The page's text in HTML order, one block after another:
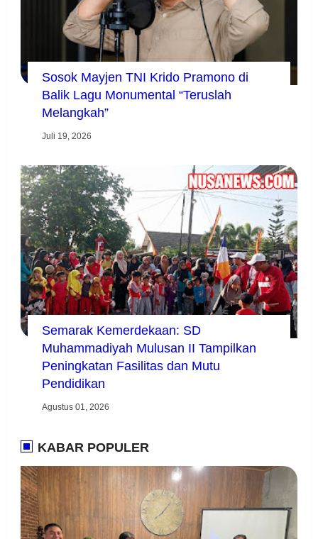
Sosok Mayjen TNI Krido Pramono di
Balik Lagu Monumental “Teruslah
Melangkah”
Juli 19, 2026
Semarak Kemerdekaan: SD
Muhammadiyah Mulusan II Tampilkan
Peningkatan Fasilitas dan Mutu
Pendidikan
Agustus 01, 2026
KABAR POPULER